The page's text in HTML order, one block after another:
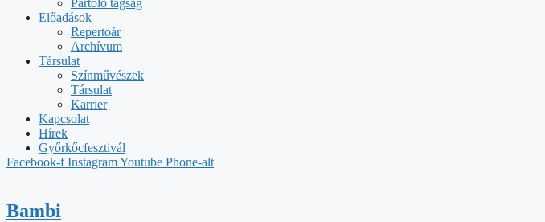
Pártoló tagság
Előadások
Repertoár
Archívum
Társulat
Színművészek
Társulat
Karrier
Kapcsolat
Hírek
Győrkőcfesztivál
Facebook-f InstagramYoutube Phone-alt
Bambi